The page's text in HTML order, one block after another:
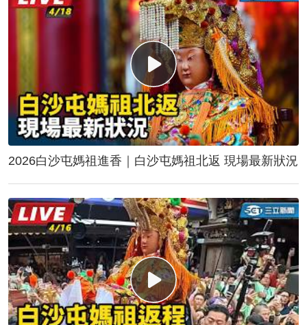
2026白沙屯媽祖進香｜白沙屯媽祖北返 現場最新狀況